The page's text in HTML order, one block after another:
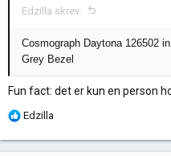
r
Edzilla skrev:
Cosmograph Daytona 126502
Grey Bezel
Fun fact: det er kun en person
R
Edzilla